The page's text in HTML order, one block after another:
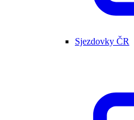
Sjezdovky ČR